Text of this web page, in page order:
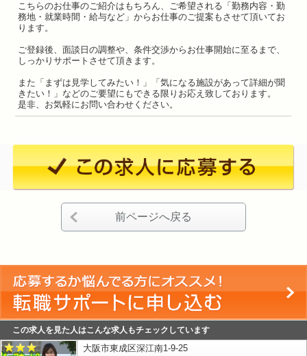
こちらのお仕事のご紹介はもちろん、ご希望される「勤務内容・勤
務地・就業時間・給与など」からお仕事のご提案もさせて頂いてお
ります。
ご登録後、面談日の調整や、条件交渉からお仕事開始に至るまで、
しっかりサポートさせて頂きます。
また「まずは見学してみたい！」「気になる施設があって詳細が聞
きたい！」などのご要望にもできる限りお応え致しております。
是非、お気軽にお問い合わせください。
前ページへ戻る
この求人を見た人はこんな求人もチェックしています
大阪市東成区深江南1-9-25